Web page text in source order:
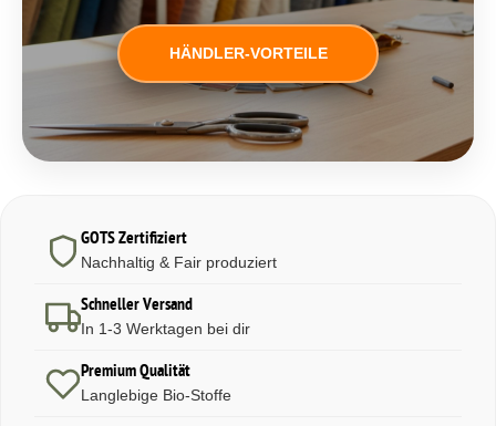
HÄNDLER-VORTEILE
GOTS Zertifiziert
Nachhaltig & Fair produziert
Schneller Versand
In 1-3 Werktagen bei dir
Premium Qualität
Langlebige Bio-Stoffe